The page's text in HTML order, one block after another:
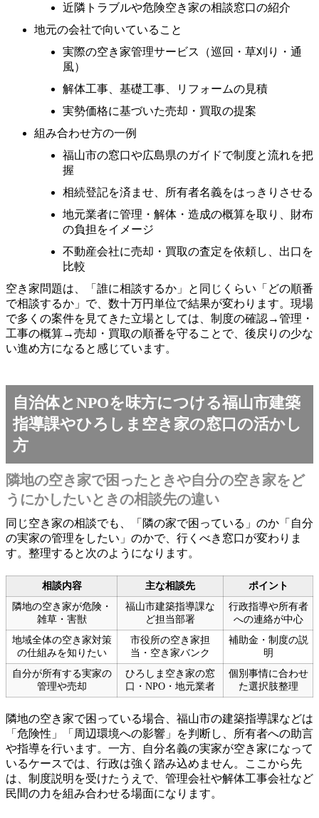
近隣トラブルや危険空き家の相談窓口の紹介
地元の会社で向いていること
実際の空き家管理サービス（巡回・草刈り・通
風）
解体工事、基礎工事、リフォームの見積
実勢価格に基づいた売却・買取の提案
組み合わせ方の一例
福山市の窓口や広島県のガイドで制度と流れを把
握
相続登記を済ませ、所有者名義をはっきりさせる
地元業者に管理・解体・造成の概算を取り、財布
の負担をイメージ
不動産会社に売却・買取の査定を依頼し、出口を
比較
空き家問題は、「誰に相談するか」と同じくらい「どの順番
で相談するか」で、数十万円単位で結果が変わります。現場
で多くの案件を見てきた立場としては、制度の確認→管理・
工事の概算→売却・買取の順番を守ることで、後戻りの少な
い進め方になると感じています。
自治体とNPOを味方につける福山市建築
指導課やひろしま空き家の窓口の活かし
方
隣地の空き家で困ったときや自分の空き家をど
うにかしたいときの相談先の違い
同じ空き家の相談でも、「隣の家で困っている」のか「自分
の実家の管理をしたい」のかで、行くべき窓口が変わりま
す。整理すると次のようになります。
相談内容 主な相談先
ポイント
隣地の空き家が危険・
雑草・害獣
福山市建築指導課な
ど担当部署
行政指導や所有者
への連絡が中心
地域全体の空き家対策
の仕組みを知りたい
市役所の空き家担
当・空き家バンク
補助金・制度の説
明
自分が所有する実家の
管理や売却
ひろしま空き家の窓
口・NPO・地元業者
個別事情に合わせ
た選択肢整理
隣地の空き家で困っている場合、福山市の建築指導課などは
「危険性」「周辺環境への影響」を判断し、所有者への助言
や指導を行います。一方、自分名義の実家が空き家になって
いるケースでは、行政は強く踏み込めません。ここから先
は、制度説明を受けたうえで、管理会社や解体工事会社など
民間の力を組み合わせる場面になります。